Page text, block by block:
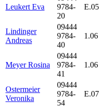
Leukert Eva
9784-
20
E.05
Lindinger
Andreas
09444
9784-
40
1.06
Meyer Rosina
09444
9784-
41
1.06
Ostermeier
Veronika
09444
9784-
54
E.07